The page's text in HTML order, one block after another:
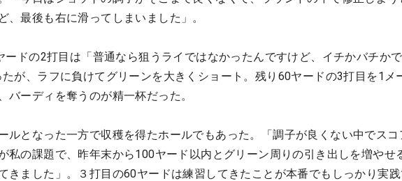
、最後も右に滑ってしまいました」。
ードの2打目は「普通なら狙うライではなかったんですけど、イチかバチか
たが、ラフに負けてグリーンを大きくショート。残り60ヤードの3打目を1メ
バーディを奪うのが精一杯だった。
ルとなった一方で収穫を得たホールでもあった。「調子が良くない中でスコ
私の課題で、昨年末から100ヤード以内とグリーン周りの引き出しを増やせ
きました」。３打目の60ヤードは練習してきたことが本番でもしっかり実